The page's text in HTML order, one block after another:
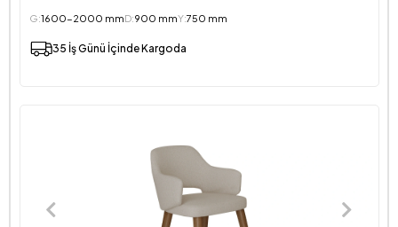
G:1600-2000 mmD:900 mmY:750 mm
35 İş Günü İçinde Kargoda